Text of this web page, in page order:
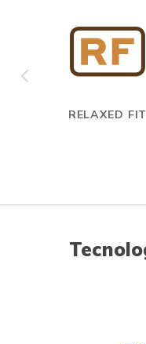
RELAXED FIT